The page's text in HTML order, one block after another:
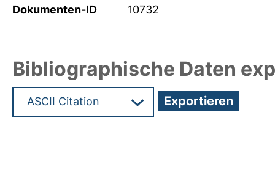
Dokumenten-ID 10732
Bibliographische Daten